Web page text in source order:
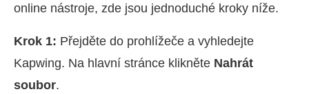
online nástroje, zde jsou jednoduché kroky níže.
Krok 1: Přejděte do prohlížeče a vyhledejte
Kapwing. Na hlavní stránce klikněte Nahrát
soubor.